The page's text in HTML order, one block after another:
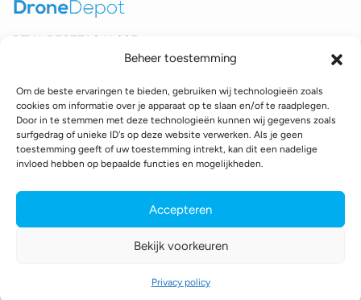
Beheer toestemming
Om de beste ervaringen te bieden, gebruiken wij technologieën zoals
cookies om informatie over je apparaat op te slaan en/of te raadplegen.
Door in te stemmen met deze technologieën kunnen wij gegevens zoals
surfgedrag of unieke ID's op deze website verwerken. Als je geen
toestemming geeft of uw toestemming intrekt, kan dit een nadelige
invloed hebben op bepaalde functies en mogelijkheden.
Accepteren
Bekijk voorkeuren
Privacy policy
BTW: BE0771.941.935
© 2025 DroneDepot. Alle rechten voorbehouden.
Recyclagebijdrage Retourbeleid Betaalinformatie
VerzendinformatieToegankelijkheidsverklaring
Cookie policyPrivacy policyAlgemene voorwaarden
webshop gemaakt doorconversal